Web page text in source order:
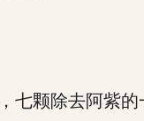
颗除去阿紫的